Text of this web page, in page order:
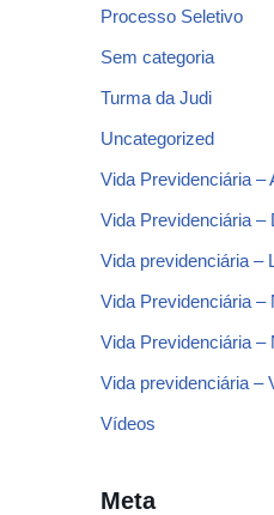
Processo Seletivo
Sem categoria
Turma da Judi
Uncategorized
Vida Previdenciária –
Vida Previdenciária –
Vida previdenciária –
Vida Previdenciária –
Vida Previdenciária –
Vida previdenciária –
Vídeos
Meta